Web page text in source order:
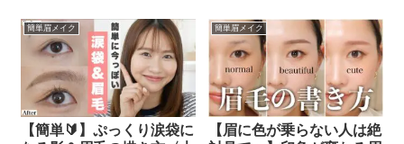
簡単眉メイク
【簡単🔰】ぷっくり涙袋に
簡単眉メイク
【眉に色が乗らない人は絶